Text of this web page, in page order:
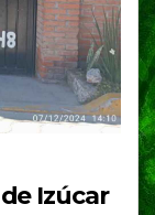
Izúcar